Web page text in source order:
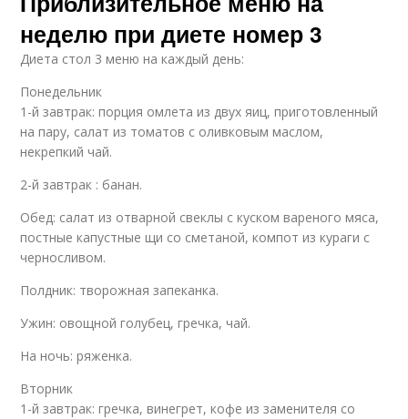
неделю при диете номер 3
Диета стол 3 меню на каждый день:
Понедельник
1-й завтрак: порция омлета из двух яиц, приготовленный
на пару, салат из томатов с оливковым маслом,
некрепкий чай.
2-й завтрак : банан.
Обед: салат из отварной свеклы с куском вареного мяса,
постные капустные щи со сметаной, компот из кураги с
черносливом.
Полдник: творожная запеканка.
Ужин: овощной голубец, гречка, чай.
На ночь: ряженка.
Вторник
1-й завтрак: гречка, винегрет, кофе из заменителя со